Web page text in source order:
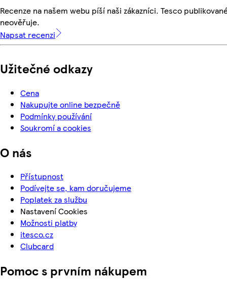
Recenze na našem webu píší naši zákazníci. Tesco
neověřuje.
Napsat recenzi
Užitečné odkazy
Cena
Nakupujte online bezpečně
Podmínky používání
Soukromí a cookies
O nás
Přístupnost
Podívejte se, kam doručujeme
Poplatek za službu
Nastavení Cookies
Možnosti platby
itesco.cz
Clubcard
Pomoc s prvním nákupem